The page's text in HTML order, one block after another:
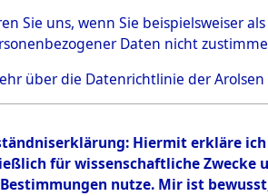
Sie uns, wenn Sie beispielsweiser
Daten nicht
über die Datenrichtlinie der Arolsen
Hiermit erkläre
für wissenschaftliche
nutze. Mir ist